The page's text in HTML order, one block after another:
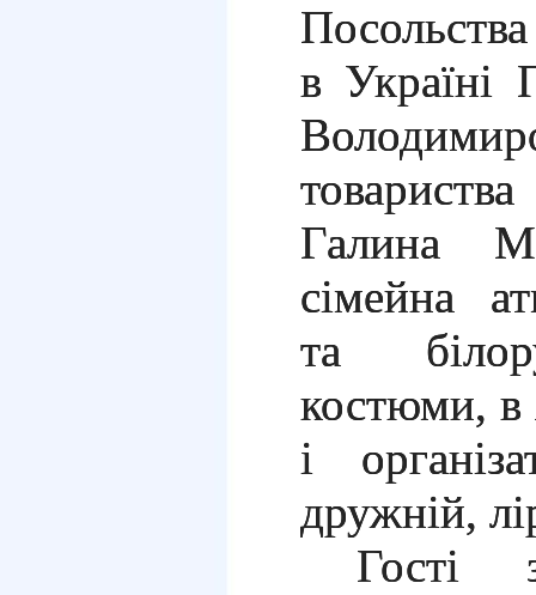
в Україні
Галина
сімейна
та
костюми, в
і
дружній,
Гості